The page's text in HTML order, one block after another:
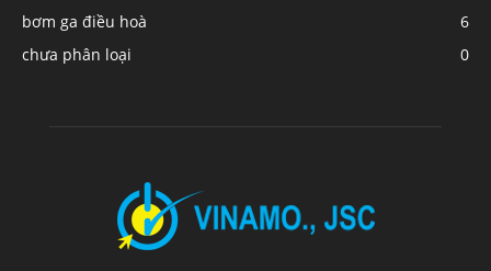
bơm ga điều hoà
6
chưa phân loại
0